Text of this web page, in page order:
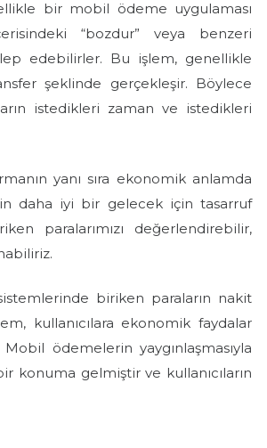
bir mobil ödeme uygulaması
“bozdur” veya benzeri
edebilirler. Bu işlem, genellikle
şeklinde gerçekleşir. Böylece
istedikleri zaman ve istedikleri
yanı sıra ekonomik anlamda
daha iyi bir gelecek için tasarruf
paralarımızı değerlendirebilir,
biriken paraların nakit
kullanıcılara ekonomik faydalar
ödemelerin yaygınlaşmasıyla
gelmiştir ve kullanıcıların